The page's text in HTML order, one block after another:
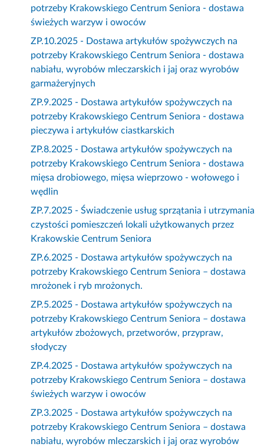
potrzeby Krakowskiego Centrum Seniora - dostawa
świeżych warzyw i owoców
ZP.10.2025 - Dostawa artykułów spożywczych na
potrzeby Krakowskiego Centrum Seniora - dostawa
nabiału, wyrobów mleczarskich i jaj oraz wyrobów
garmażeryjnych
ZP.9.2025 - Dostawa artykułów spożywczych na
potrzeby Krakowskiego Centrum Seniora - dostawa
pieczywa i artykułów ciastkarskich
ZP.8.2025 - Dostawa artykułów spożywczych na
potrzeby Krakowskiego Centrum Seniora - dostawa
mięsa drobiowego, mięsa wieprzowo - wołowego i
wędlin
ZP.7.2025 - Świadczenie usług sprzątania i utrzymania
czystości pomieszczeń lokali użytkowanych przez
Krakowskie Centrum Seniora
ZP.6.2025 - Dostawa artykułów spożywczych na
potrzeby Krakowskiego Centrum Seniora – dostawa
mrożonek i ryb mrożonych.
ZP.5.2025 - Dostawa artykułów spożywczych na
potrzeby Krakowskiego Centrum Seniora – dostawa
artykułów zbożowych, przetworów, przypraw,
słodyczy
ZP.4.2025 - Dostawa artykułów spożywczych na
potrzeby Krakowskiego Centrum Seniora – dostawa
świeżych warzyw i owoców
ZP.3.2025 - Dostawa artykułów spożywczych na
potrzeby Krakowskiego Centrum Seniora – dostawa
nabiału, wyrobów mleczarskich i jaj oraz wyrobów